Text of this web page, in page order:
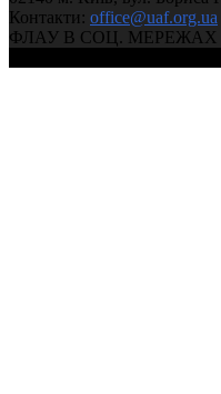
Контакти: office@uaf.org.ua
ФЛАУ В СОЦ. МЕРЕЖАХ